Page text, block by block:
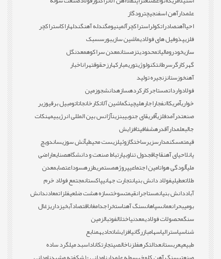
علمدارآهن اسفنجیچترودگاز
احیاآهنصادراتکولراستراکچرآلمینیومگندله آهنگندلهاراکاستراکچر
فلزیپذوفیل های فولادیماشین سازیبورسسبک
سازیخودرومالیاتمحدودیتزمستانمعدن سراکوهمعدنگل
گهرکارگرسرطانتکنولوژیتوریمبارکهارزحقوقتهراناخبار
آهنخوزستانزنجیره تولید
فولادوارداتمستاجرکارکردهسازهدانشجوزمین
خواریآمریکاانفجاراجارهلیچینگماشین آلاتکارخانجاتاتومبیل برقیوزیر
صنعتدرآمدفلزیآفریقای جنوبیبنزینآژانس بین المللی انرژیبیمهنکات
جالبعلمدارآقدرهشفافیتافزایش
قیمتمسکنمدارسزیرساختگازوئیلزیست محیطیآتش سوزیساندویچ
پانلاحیای آهنقاچاقجدول تناوبیارتباط صنعت و دانشگاهصنایعاراضی
ملیآلودگی هواتامین اجتماعیپروژهمستمریطزرهسوداعتصابمعدن
طلاتعطیلیفولاد دانش بنیانتجارت جهانیپاکستانمجتمع فولاد خرم
آباددانش بنیانمستاجرانقیمتسوختسازه هشت ضلعیفلزاتمعادندانش
بومیبحرانعمانسپاهانسنگ آهناستخراجدامغاناقتصادآبخیزداریزغال
سنگمحصولات فولادیمعدنیاختلالفوتبالزمین
شناسیاسترالیاسهامبازرگانیافزایشاتحادیهمنابع
طبیعیعربستانعدالتکرهفلزناخالصیتجارتکاناداسبد میلگرد ساده